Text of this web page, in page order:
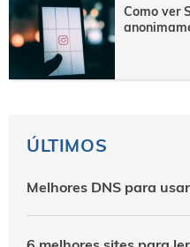
Como ver
ÚLTIMOS
Melhores DNS para